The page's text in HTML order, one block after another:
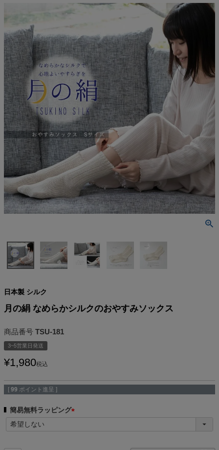
検索
日本製 シルク
月の絹 なめらかシルクのおやすみソックス
商品番号 TSU-181
3~5営業日発送
¥1,980税込
[ 99 ポイント進呈 ]
簡易無料ラッピング
必